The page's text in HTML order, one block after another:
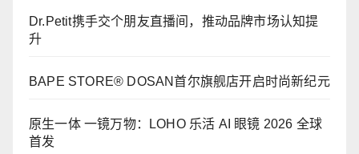
Dr.Petit携手交个朋友直播间，推动品牌市场认知提
升
BAPE STORE® DOSAN首尔旗舰店开启时尚新纪元
原生一体 一镜万物：LOHO 乐活 AI 眼镜 2026 全球
首发